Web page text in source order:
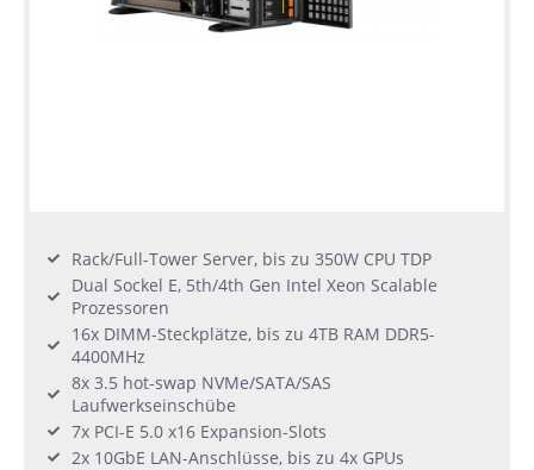
Rack/Full-Tower Server, bis zu 350W CPU TDP
Dual Sockel E, 5th/4th Gen Intel Xeon Scalable
Prozessoren
16x DIMM-Steckplätze, bis zu 4TB RAM DDR5-
4400MHz
8x 3.5 hot-swap NVMe/SATA/SAS
Laufwerkseinschübe
7x PCI-E 5.0 x16 Expansion-Slots
2x 10GbE LAN-Anschlüsse, bis zu 4x GPUs